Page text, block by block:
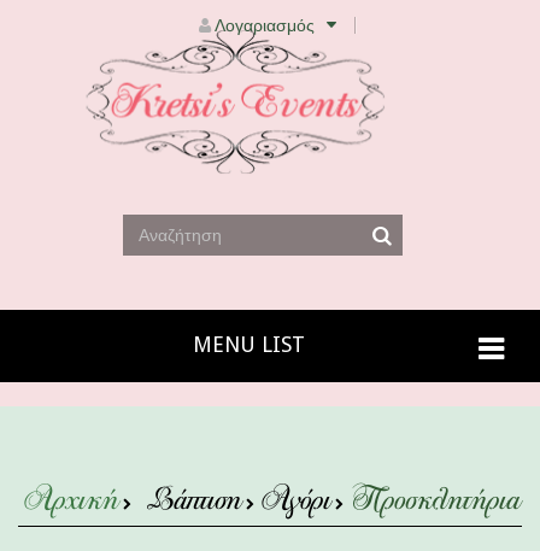
Λογαριασμός
MENU LIST
Αρχική Βάπτιση Αγόρι Προσκλητήρια